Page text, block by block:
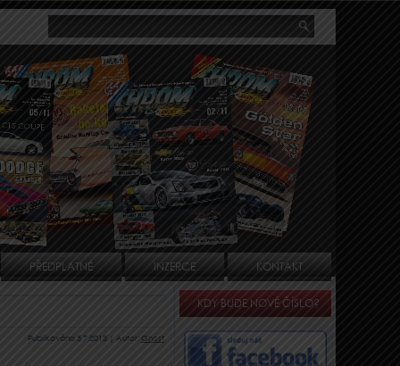
PŘEDPLATNÉ INZERCE KONTAKT
Publikováno 3.7.2013 Autor:Ghost
KDY BUDE NOVÉ ČÍSLO?